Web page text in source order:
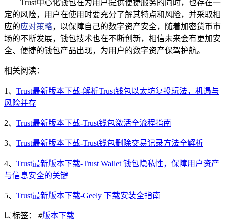
Trust中心化钱包在为用户提供便捷服务的同时，也存在一
定的风险，用户在使用时要充分了解其特点和风险，并采取相
应的应对策略，以保障自己的数字资产安全，随着加密货币市
场的不断发展，钱包技术也在不断创新，相信未来会有更加安
全、便捷的钱包产品出现，为用户的数字资产保驾护航。
相关阅读：
1、 Trust最新版本下载-解析Trust钱包以太坊复投玩法，机遇与
风险并存
2、 Trust最新版本下载-Trust钱包激活全流程指南
3、 Trust最新版本下载-Trust钱包删除交易记录方法全解析
4、 Trust最新版本下载-Trust Wallet 钱包隐私性，保障用户资产
与信息安全的关键
5、 Trust最新版本下载-Geely 下载安装全指南
标签： #版本下载